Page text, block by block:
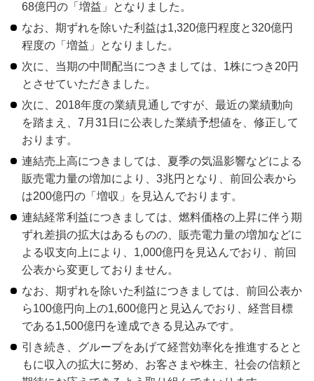
68億円の「増益」となりました。
なお、期ずれを除いた利益は1,320億円程度と320億円
程度の「増益」となりました。
次に、当期の中間配当につきましては、1株につき20円
とさせていただきました。
次に、2018年度の業績見通しですが、最近の業績動向
を踏まえ、7月31日に公表した業績予想値を、修正して
おります。
連結売上高につきましては、夏季の気温影響などによる
販売電力量の増加により、3兆円となり、前回公表から
は200億円の「増収」を見込んでおります。
連結経常利益につきましては、燃料価格の上昇に伴う期
ずれ差損の拡大はあるものの、販売電力量の増加などに
よる収支向上により、1,000億円を見込んでおり、前回
公表から変更しておりません。
なお、期ずれを除いた利益につきましては、前回公表か
ら100億円向上の1,600億円と見込んでおり、経営目標
である1,500億円を達成できる見込みです。
引き続き、グループをあげて経営効率化を推進するとと
もに収入の拡大に努め、お客さまや株主、社会の信頼と